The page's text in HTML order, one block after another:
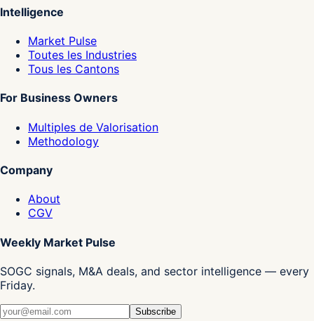
Intelligence
Market Pulse
Toutes les Industries
Tous les Cantons
For Business Owners
Multiples de Valorisation
Methodology
Company
About
CGV
Weekly Market Pulse
SOGC signals, M&A deals, and sector intelligence — every
Friday.
Subscribe